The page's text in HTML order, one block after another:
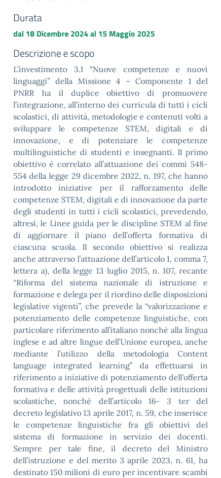
Durata
dal 18 Dicembre 2024al 15 Maggio 2025
Descrizione e scopo
L’investimento 3.1 “Nuove competenze e nuovi
linguaggi” della Missione 4 – Componente 1 del
PNRR ha il duplice obiettivo di promuovere
l’integrazione, all’interno dei curricula di tutti i cicli
scolastici, di attività, metodologie e contenuti volti a
sviluppare le competenze STEM, digitali e di
innovazione, e di potenziare le competenze
multilinguistiche di studenti e insegnanti. Il primo
obiettivo è correlato all’attuazione dei commi 548-
554 della legge 29 dicembre 2022, n. 197, che hanno
introdotto iniziative per il rafforzamento delle
competenze STEM, digitali e di innovazione da parte
degli studenti in tutti i cicli scolastici, prevedendo,
altresì, le Linee guida per le discipline STEM al fine
di aggiornare il piano dell’offerta formativa di
ciascuna scuola. Il secondo obiettivo si realizza
anche attraverso l’attuazione dell’articolo 1, comma 7,
lettera a), della legge 13 luglio 2015, n. 107, recante
“Riforma del sistema nazionale di istruzione e
formazione e delega per il riordino delle disposizioni
legislative vigenti”, che prevede la “valorizzazione e
potenziamento delle competenze linguistiche, con
particolare riferimento all’italiano nonché alla lingua
inglese e ad altre lingue dell’Unione europea, anche
mediante l’utilizzo della metodologia Content
language integrated learning” da effettuarsi in
riferimento a iniziative di potenziamento dell'offerta
formativa e delle attività progettuali delle istituzioni
scolastiche, nonché dell’articolo 16- 3 ter del
decreto legislativo 13 aprile 2017, n. 59, che inserisce
le competenze linguistiche fra gli obiettivi del
sistema di formazione in servizio dei docenti.
Sempre per tale fine, il decreto del Ministro
dell’istruzione e del merito 3 aprile 2023, n. 61, ha
destinato 150 milioni di euro per incentivare scambi